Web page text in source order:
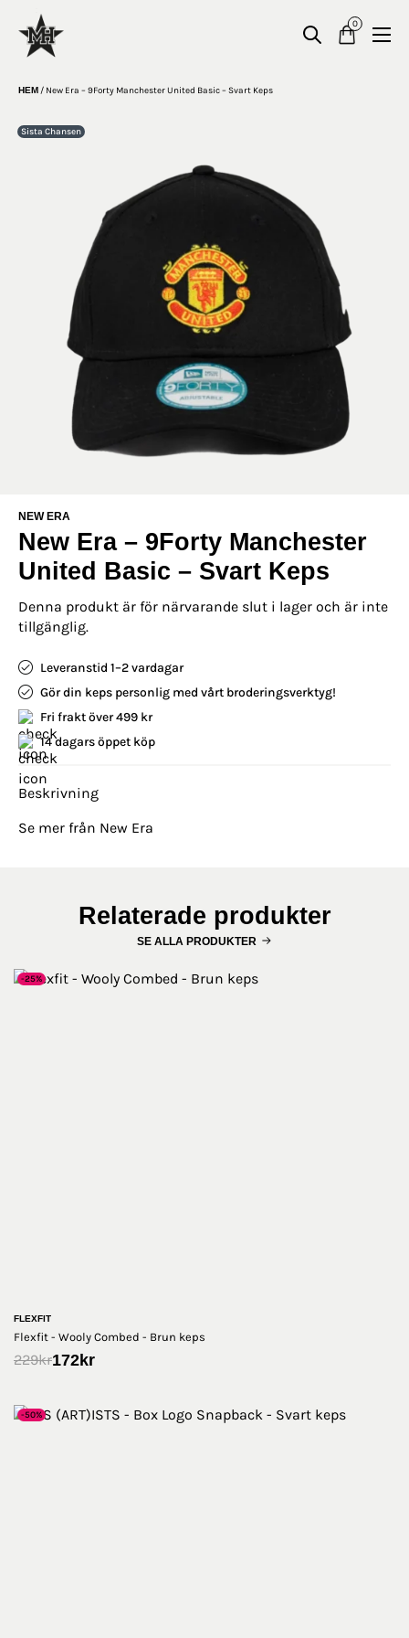
0
HEM / New Era – 9Forty Manchester United Basic – Svart Keps
Sista Chansen
NEW ERA
New Era – 9Forty Manchester
United Basic – Svart Keps
Denna produkt är för närvarande slut i lager och är inte
tillgänglig.
Leveranstid 1–2 vardagar
Gör din keps personlig med vårt broderingsverktyg!
Fri frakt över 499 kr
14 dagars öppet köp
Beskrivning
Se mer från New Era
Relaterade produkter
SE ALLA PRODUKTER
-25%
FLEXFIT
Flexfit - Wooly Combed - Brun keps
229kr172kr
-50%